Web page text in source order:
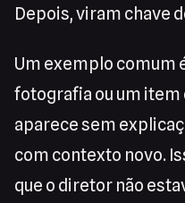
Depois, viram chave
Um exemplo comum
fotografia ou um
aparece sem
com contexto novo.
que o diretor não